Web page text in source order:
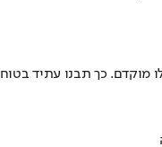
מוקדם. כך תבנו עתיד בטוח